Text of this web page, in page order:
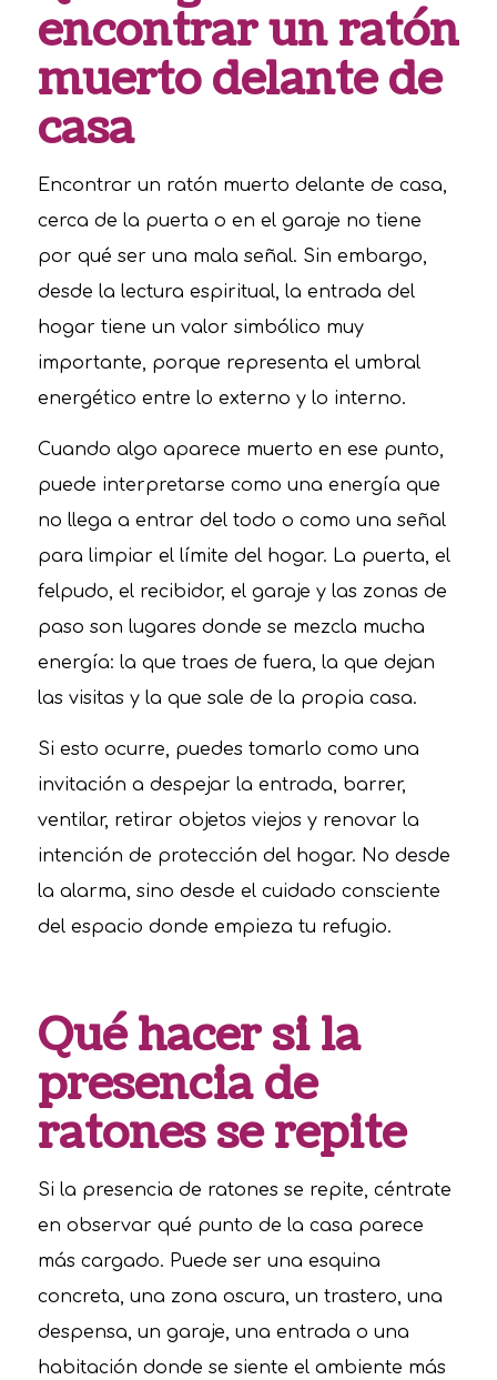
encontrar un ratón
muerto delante de
casa
Encontrar un ratón muerto delante de casa,
cerca de la puerta o en el garaje no tiene
por qué ser una mala señal. Sin embargo,
desde la lectura espiritual, la entrada del
hogar tiene un valor simbólico muy
importante, porque representa el umbral
energético entre lo externo y lo interno.
Cuando algo aparece muerto en ese punto,
puede interpretarse como una energía que
no llega a entrar del todo o como una señal
para limpiar el límite del hogar. La puerta, el
felpudo, el recibidor, el garaje y las zonas de
paso son lugares donde se mezcla mucha
energía: la que traes de fuera, la que dejan
las visitas y la que sale de la propia casa.
Si esto ocurre, puedes tomarlo como una
invitación a despejar la entrada, barrer,
ventilar, retirar objetos viejos y renovar la
intención de protección del hogar. No desde
la alarma, sino desde el cuidado consciente
del espacio donde empieza tu refugio.
Qué hacer si la
presencia de
ratones se repite
Si la presencia de ratones se repite, céntrate
en observar qué punto de la casa parece
más cargado. Puede ser una esquina
concreta, una zona oscura, un trastero, una
despensa, un garaje, una entrada o una
habitación donde se siente el ambiente más